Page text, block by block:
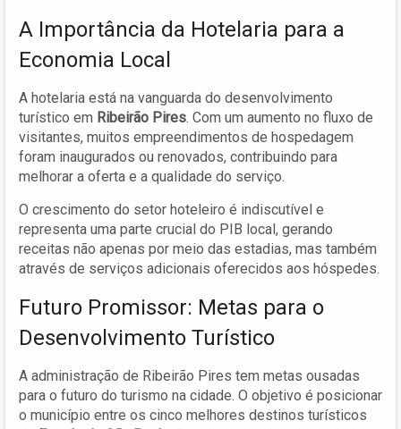
A Importância da Hotelaria para a
Economia Local
A hotelaria está na vanguarda do desenvolvimento
turístico em Ribeirão Pires. Com um aumento no fluxo de
visitantes, muitos empreendimentos de hospedagem
foram inaugurados ou renovados, contribuindo para
melhorar a oferta e a qualidade do serviço.
O crescimento do setor hoteleiro é indiscutível e
representa uma parte crucial do PIB local, gerando
receitas não apenas por meio das estadias, mas também
através de serviços adicionais oferecidos aos hóspedes.
Futuro Promissor: Metas para o
Desenvolvimento Turístico
A administração de Ribeirão Pires tem metas ousadas
para o futuro do turismo na cidade. O objetivo é posicionar
o município entre os cinco melhores destinos turísticos